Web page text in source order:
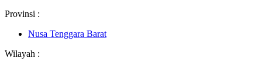
Provinsi :
Nusa Tenggara Barat
Wilayah :